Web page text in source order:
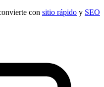
con sitio rápido y SEO